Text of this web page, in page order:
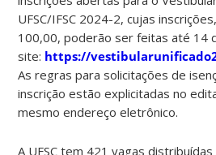
UFSC/IFSC 2024-2, cujas
100,00, poderão ser feitas até 14
site: https://
As regras para solicitações de
inscrição estão explicitadas no
mesmo endereço eletrônico.
A UFSC tem 421 vagas